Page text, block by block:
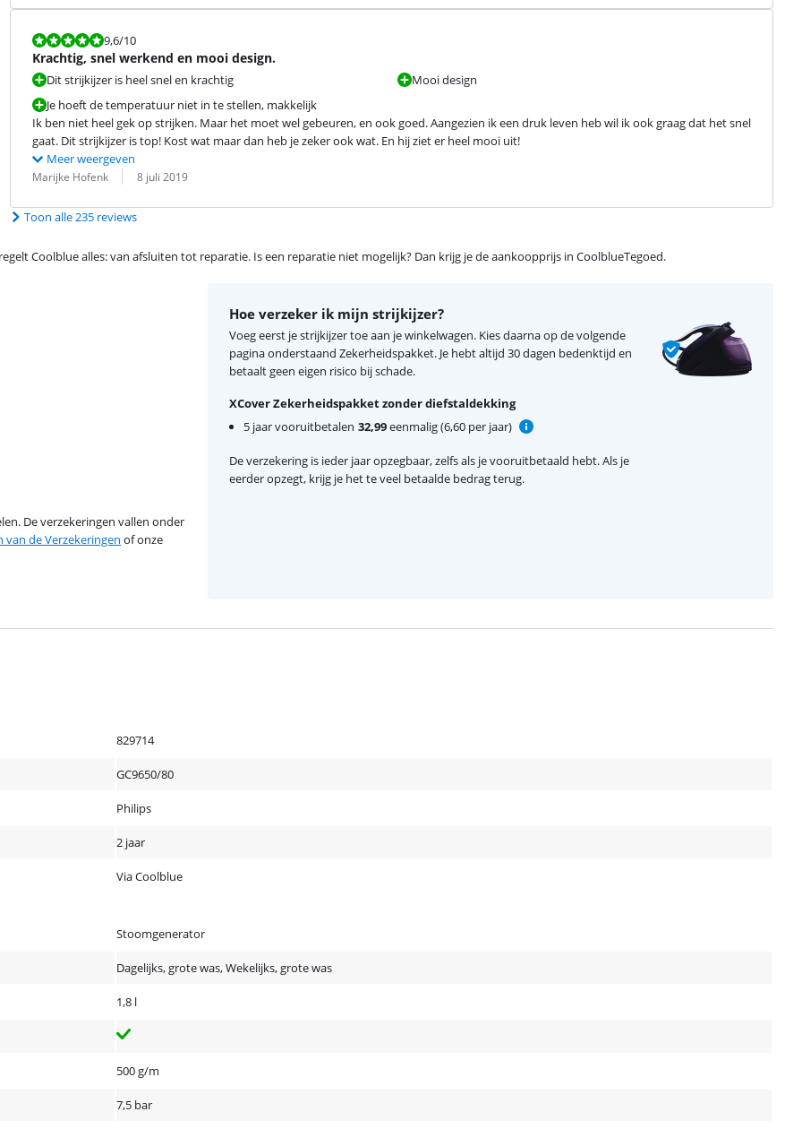
Beoordeling is 9,6 van de 10.
9,6/10
Krachtig, snel werkend en mooi design.
Dit strijkijzer is heel snel en krachtig
Je hoeft de temperatuur niet in te stellen, makkelijk
Mooi design
Ik ben niet heel gek op strijken. Maar het moet wel gebeuren, en ook goed. Aangezien ik een druk leven heb wil ik ook graag dat het snel
gaat. Dit strijkijzer is top! Kost wat maar dan heb je zeker ook wat. En hij ziet er heel mooi uit!
Meer weergeven
Beoordeling door:
Marijke Hofenk
Datum: 8 juli 2019
Toon alle 235 reviews
Coolblue alles: van afsluiten tot reparatie. Is een reparatie niet mogelijk? Dan krijg je de aankoopprijs in CoolblueTegoed.
De verzekeringen vallen onder
van de Verzekeringen of onze
Hoe verzeker ik mijn strijkijzer?
Voeg eerst je strijkijzer toe aan je winkelwagen. Kies daarna op de volgende
pagina onderstaand Zekerheidspakket. Je hebt altijd 30 dagen bedenktijd en
betaalt geen eigen risico bij schade.
XCover Zekerheidspakket zonder diefstaldekking
5 jaar vooruitbetalen 32,99eenmalig (6,60 per jaar)
De verzekering is ieder jaar opzegbaar, zelfs als je vooruitbetaald hebt. Als je
eerder opzegt, krijg je het te veel betaalde bedrag terug.
829714
GC9650/80
Philips
2 jaar
Via Coolblue
Stoomgenerator
Dagelijks, grote was, Wekelijks, grote was
1,8 l
500 g/m
7,5 bar